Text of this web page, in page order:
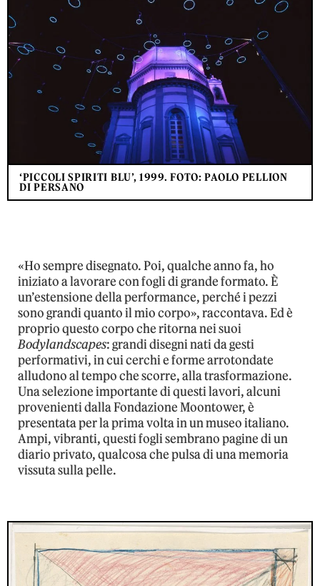
‘PICCOLI SPIRITI BLU’, 1999. FOTO: PAOLO PELLION
DI PERSANO
«Ho sempre disegnato. Poi, qualche anno fa, ho
iniziato a lavorare con fogli di grande formato. È
un’estensione della performance, perché i pezzi
sono grandi quanto il mio corpo», raccontava. Ed è
proprio questo corpo che ritorna nei suoi
Bodylandscapes: grandi disegni nati da gesti
performativi, in cui cerchi e forme arrotondate
alludono al tempo che scorre, alla trasformazione.
Una selezione importante di questi lavori, alcuni
provenienti dalla Fondazione Moontower, è
presentata per la prima volta in un museo italiano.
Ampi, vibranti, questi fogli sembrano pagine di un
diario privato, qualcosa che pulsa di una memoria
vissuta sulla pelle.